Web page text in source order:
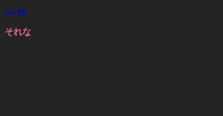
>>15
それな